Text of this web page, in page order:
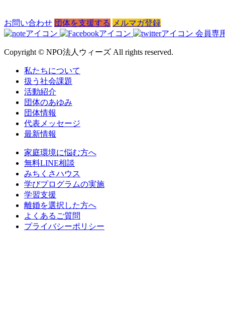
お問い合わせ 団体を支援する メルマガ登録
会員専
Copyright © NPO法人ウィーズ All rights reserved.
私たちについて
扱う社会課題
活動紹介
団体のあゆみ
団体情報
代表メッセージ
最新情報
家庭環境に悩む方へ
無料LINE相談
みちくさハウス
学びプログラムの実施
学習支援
離婚を選択した方へ
よくあるご質問
プライバシーポリシー